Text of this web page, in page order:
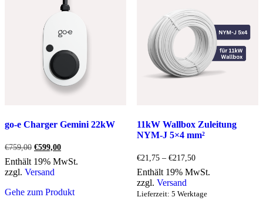
go-e Charger Gemini 22kW
€759,00 Ursprünglicher
war:
€759,00
€599,00Aktueller
ist:
Enthält 19% MwSt.
zzgl. Versand
Gehe zum Produkt
auf.
Die
Optionen
können
auf
der
11kW Wallbox Zuleitung
NYM-J 5×4 mm²
€21,75 – €217,50Preisspanne:
bis
Enthält 19% MwSt.
zzgl. Versand
Lieferzeit: 5 Werktage